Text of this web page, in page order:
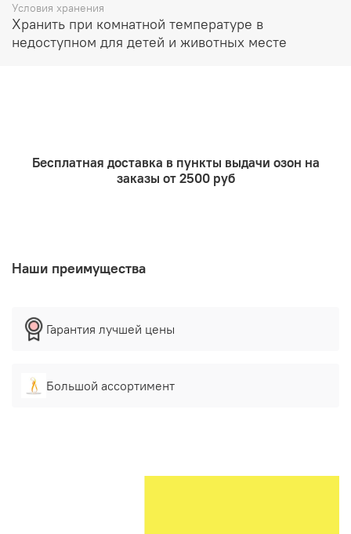
Условия хранения
Хранить при комнатной температуре в
недоступном для детей и животных месте
Бесплатная доставка в пункты выдачи озон на
заказы от 2500 руб
Наши преимущества
Гарантия лучшей цены
Большой ассортимент